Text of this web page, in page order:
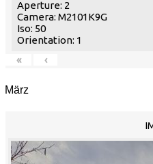
Aperture: 2
Camera: M2101K9G
Iso: 50
Orientation: 1
«
‹
März